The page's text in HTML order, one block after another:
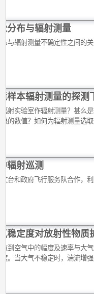
分布与辐射测量
与辐射测量不确定性之间的关
样本辐射测量的探测
射实验室作辐射测量？甚么
的数值？如何为辐射测量选
辐射巡测
台和政府飞行服务队合作，
稳定度对放射性物质
到空气中的幅度及速率与大
。当大气不稳定时，湍流增